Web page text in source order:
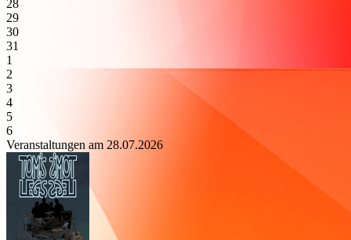
28
29
30
31
1
2
3
4
5
6
Veranstaltungen am 28.07.2026